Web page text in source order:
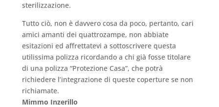
sterilizzazione.
Tutto ciò, non è davvero cosa da poco, pertanto, cari
amici amanti dei quattrozampe, non abbiate
esitazioni ed affrettatevi a sottoscrivere questa
utilissima polizza ricordando a chi già fosse titolare
di una polizza “Protezione Casa”, che potrà
richiedere l’integrazione di queste coperture se non
richiamate.
Mimmo Inzerillo